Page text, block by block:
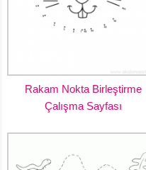
Rakam Nokta Birleştirme
Çalışma Sayfası